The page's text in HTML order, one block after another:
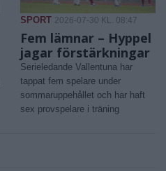
SPORT 2026-07-30 KL. 08:47
Fem lämnar – Hyppel
jagar förstärkningar
Serieledande Vallentuna har
tappat fem spelare under
sommaruppehållet och har haft
sex provspelare i träning